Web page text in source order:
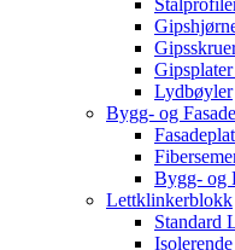
Lydbøyler
Bygg- og
Bygg- og
Lettklinkerblokk
Standard